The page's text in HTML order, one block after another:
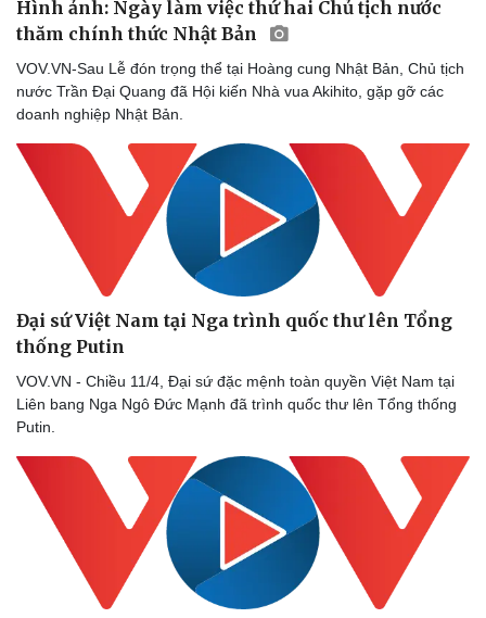
Hình ảnh: Ngày làm việc thứ hai Chủ tịch nước
thăm chính thức Nhật Bản
VOV.VN-Sau Lễ đón trọng thể tại Hoàng cung Nhật Bản, Chủ tịch
nước Trần Đại Quang đã Hội kiến Nhà vua Akihito, gặp gỡ các
doanh nghiệp Nhật Bản.
Đại sứ Việt Nam tại Nga trình quốc thư lên Tổng
thống Putin
VOV.VN - Chiều 11/4, Đại sứ đặc mệnh toàn quyền Việt Nam tại
Liên bang Nga Ngô Đức Mạnh đã trình quốc thư lên Tổng thống
Putin.